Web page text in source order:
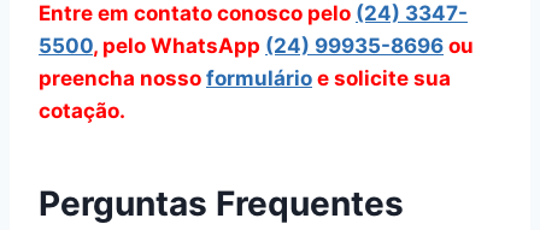
Entre em contato conosco pelo (24) 3347-
5500, pelo WhatsApp (24) 99935-8696 ou
preencha nosso formulário e solicite sua
cotação.
Perguntas Frequentes